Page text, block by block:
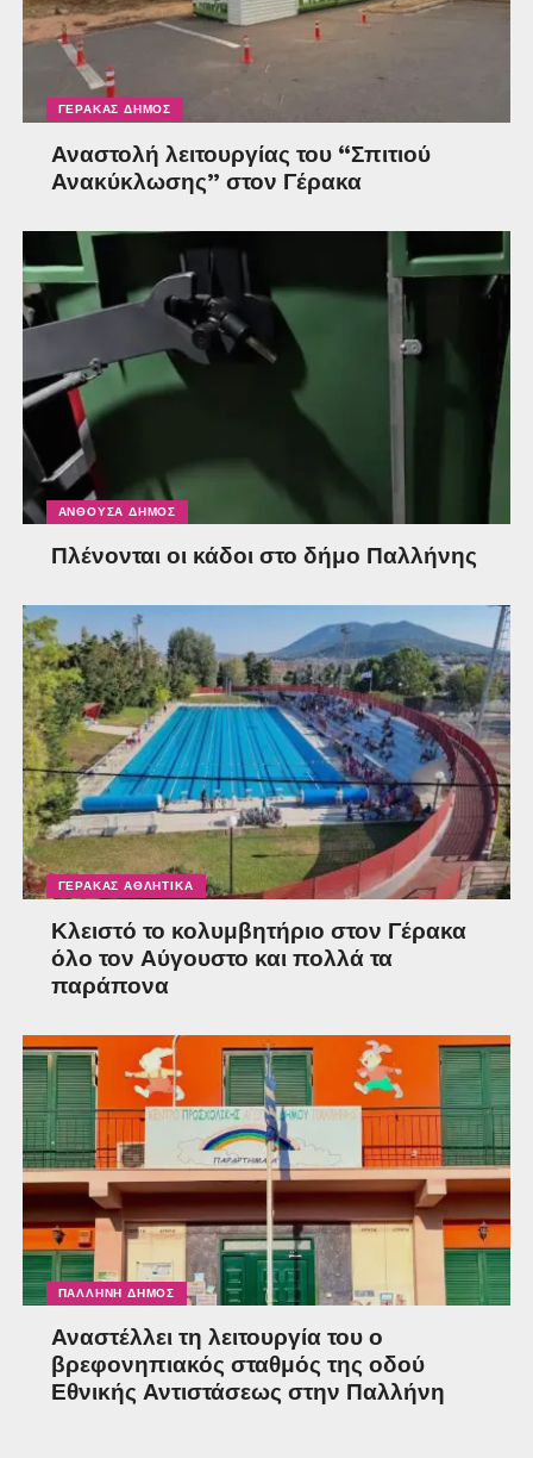
ΓΈΡΑΚΑΣ ΔΉΜΟΣ
Αναστολή λειτουργίας του “Σπιτιού
Ανακύκλωσης” στον Γέρακα
ΑΝΘΟΎΣΑ ΔΉΜΟΣ
Πλένονται οι κάδοι στο δήμο Παλλήνης
ΓΈΡΑΚΑΣ ΑΘΛΗΤΙΚΆ
Κλειστό το κολυμβητήριο στον Γέρακα
όλο τον Αύγουστο και πολλά τα
παράπονα
ΠΑΛΛΉΝΗ ΔΉΜΟΣ
Αναστέλλει τη λειτουργία του ο
βρεφονηπιακός σταθμός της οδού
Εθνικής Αντιστάσεως στην Παλλήνη